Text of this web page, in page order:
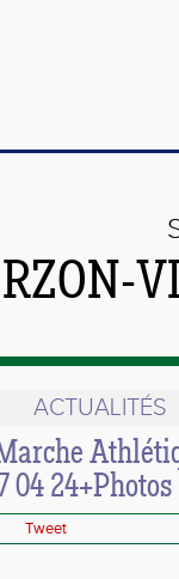
ACTUALITÉS
24+Photos
Tweet